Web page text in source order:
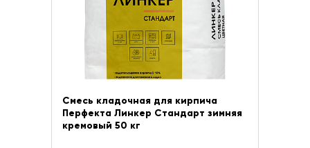
Смесь кладочная для кирпича
Перфекта Линкер Стандарт зимняя
кремовый 50 кг